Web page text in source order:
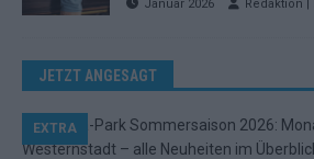
Januar 2026 Redaktion
JETZT ANGESAGT
EXTRA